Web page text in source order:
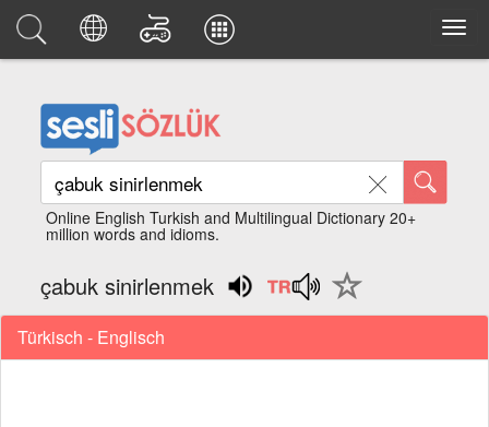
Online English Turkish and Multilingual Dictionary 20+
million words and idioms.
çabuk sinirlenmek
Türkisch - Englisch